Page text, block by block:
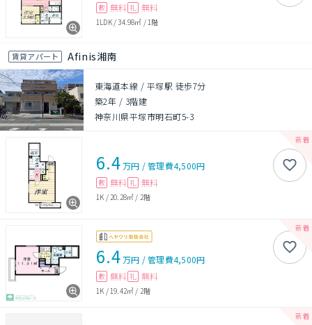
敷 無料 礼 無料
1LDK/34.98㎡ / 1階
賃貸アパート Afinis湘南
東海道本線 / 平塚駅 徒歩7分
築2年 / 3階建
神奈川県平塚市明石町5-3
6.4万円 /管理費4,500円
敷 無料 礼 無料
1K / 20.28㎡ / 2階
6.4万円 /管理費4,500円
敷 無料 礼 無料
1K /19.42㎡ / 2階